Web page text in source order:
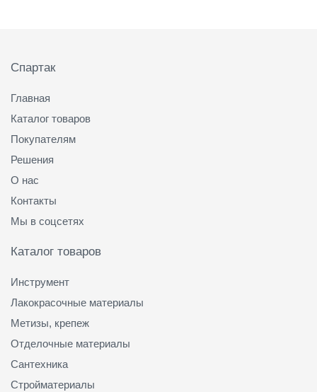
)Спартак
Главная
Каталог товаров
Покупателям
Решения
О нас
Контакты
Мы в соцсетях
Каталог товаров
Инструмент
Лакокрасочные материалы
Метизы, крепеж
Отделочные материалы
Сантехника
Стройматериалы